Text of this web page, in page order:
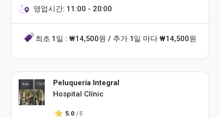
영업시간: 11:00 - 20:00
최초 1일 : ₩14,500원 / 추가 1일 마다 ₩14,500원
Peluquería Integral
Hospital Clínic
5.0 / 5